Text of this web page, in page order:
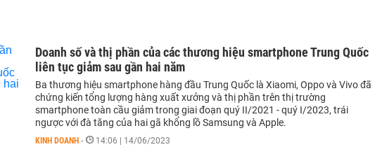
Doanh số và thị phần của các thương hiệu smartphone Trung Quốc
liên tục giảm sau gần hai năm
Ba thương hiệu smartphone hàng đầu Trung Quốc là Xiaomi, Oppo và Vivo đã
chứng kiến tổng lượng hàng xuất xưởng và thị phần trên thị trường
smartphone toàn cầu giảm trong giai đoạn quý II/2021 - quý I/2023, trái
ngược với đà tăng của hai gã khổng lồ Samsung và Apple.
KINH DOANH - 14:06 | 14/06/2023